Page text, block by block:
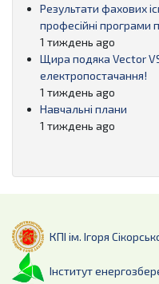
Результати фахових
професійні програми
1 тиждень ago
Щира подяка Vector
електропостачання!
1 тиждень ago
Навчальні плани
1 тиждень ago
КПІ ім. Ігоря
Інститут